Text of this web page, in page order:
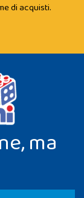
di acquisti.
ma